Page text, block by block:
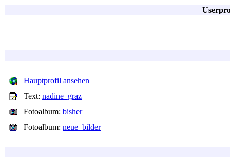
Hauptprofil ansehen
Text: nadine_graz
Fotoalbum: bisher
Fotoalbum: neue_bilder